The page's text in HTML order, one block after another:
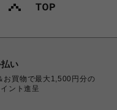
い
お買物で最大1,500円分の
ント進呈